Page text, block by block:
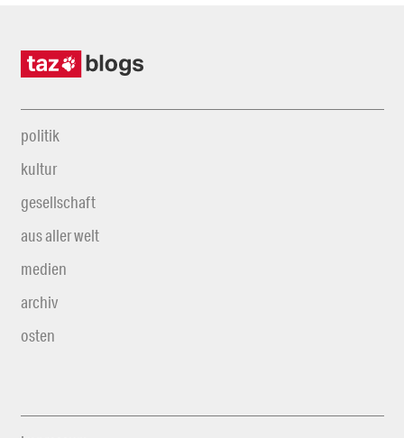
politik
kultur
gesellschaft
aus aller welt
medien
archiv
osten